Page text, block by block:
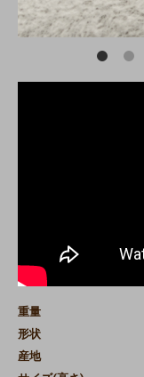
重量
形状
産地